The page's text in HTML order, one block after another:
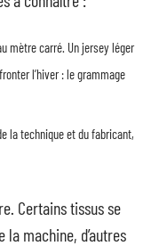
mètre carré. Un jersey léger
l’hiver : le grammage
la technique et du fabricant,
Certains tissus se
machine, d’autres